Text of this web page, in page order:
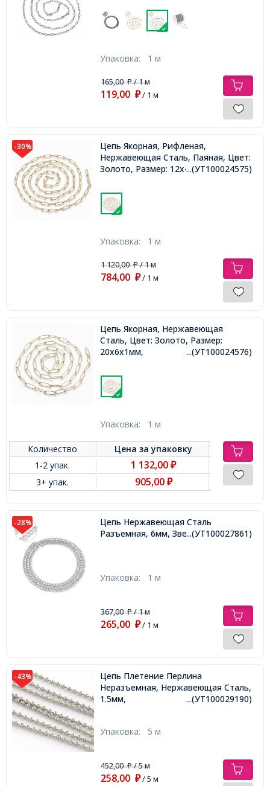
Упаковка: 1 м
165,00₽/ 1 м
119,00 ₽/ 1 м
-30%
Цепь Якорная, Рифленая,
Нержавеющая Сталь, Паяная, Цвет:
Золото, Размер: 12x4x1мм,...(УТ100024575)
Упаковка: 1 м
1 120,00₽/ 1 м
784,00 ₽/ 1 м
Цепь Якорная, Нержавеющая
Сталь, Цвет: Золото, Размер:
20x6x1мм,
...(УТ100024576)
Упаковка: 1 м
Количество Цена заупаковку
1-2 упак.
1 132,00₽
3+ упак. 905,00 ₽
-28%
Цепь Нержавеющая Сталь
Разъемная, 6мм, Звено 9х6х2мм,
...(УТ100027861)
Упаковка: 1 м
367,00₽/ 1 м
265,00 ₽/ 1 м
-43%
Цепь Плетение Перлина
Неразъемная, Нержавеющая Сталь,
1.5мм,
...(УТ100029190)
Упаковка: 5 м
452,00₽/ 5 м
258,00 ₽/ 5 м